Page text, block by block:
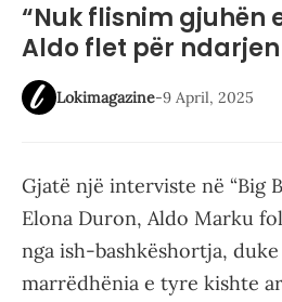
“Nuk flisnim gjuhën
Aldo flet për
Lokimagazine-9 April, 2025
Gjatë një interviste në “Big
Elona Duron, Aldo Marku
nga ish-bashkëshortja,
marrëdhënia e tyre kishte